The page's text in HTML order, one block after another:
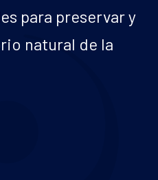
para preservar y
natural de la